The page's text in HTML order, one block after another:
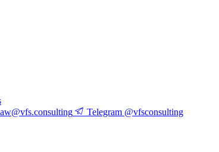
Telegram @vfsconsulting